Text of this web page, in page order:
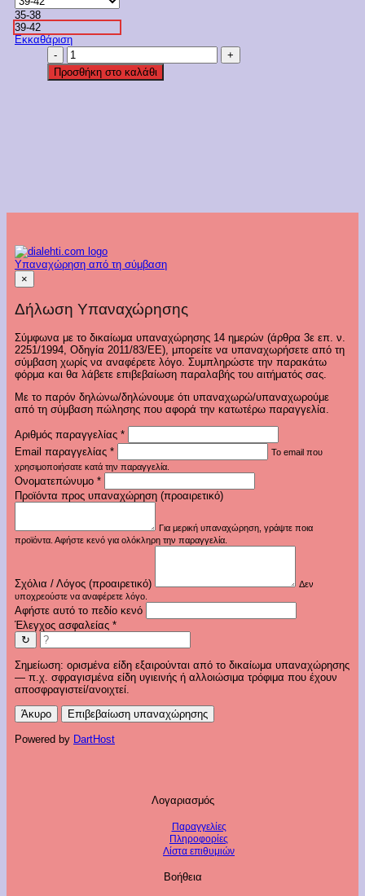
35-38
39-42
Εκκαθάριση
Fila
Αθλητικές
Κάλτσες
Προσθήκη στο καλάθι
Υπαναχώρηση από τη σύμβαση
×
Δήλωση Υπαναχώρησης
Σύμφωνα με το δικαίωμα υπαναχώρησης 14 ημερών (άρθρα 3ε επ. ν.
2251/1994, Οδηγία 2011/83/ΕΕ), μπορείτε να υπαναχωρήσετε από τη
σύμβαση χωρίς να αναφέρετε λόγο. Συμπληρώστε την παρακάτω
φόρμα και θα λάβετε επιβεβαίωση παραλαβής του αιτήματός σας.
Με το παρόν δηλώνω/δηλώνουμε ότι υπαναχωρώ/υπαναχωρούμε
από τη σύμβαση πώλησης που αφορά την κατωτέρω παραγγελία.
Αριθμός παραγγελίας *
Email παραγγελίας *
Το email που
χρησιμοποιήσατε κατά την παραγγελία.
Ονοματεπώνυμο *
Προϊόντα προς υπαναχώρηση (προαιρετικό)
Για μερική υπαναχώρηση, γράψτε ποια
προϊόντα. Αφήστε κενό για ολόκληρη την παραγγελία.
Σχόλια / Λόγος (προαιρετικό)
Δεν
υποχρεούστε να αναφέρετε λόγο.
Αφήστε αυτό το πεδίο κενό
Έλεγχος ασφαλείας *
↻
Σημείωση: ορισμένα είδη εξαιρούνται από το δικαίωμα υπαναχώρησης
— π.χ. σφραγισμένα είδη υγιεινής ή αλλοιώσιμα τρόφιμα που έχουν
αποσφραγιστεί/ανοιχτεί.
Άκυρο Επιβεβαίωση υπαναχώρησης
Powered by DartHost
Λογαριασμός
Παραγγελίες
Πληροφορίες
Λίστα επιθυμιών
Βοήθεια